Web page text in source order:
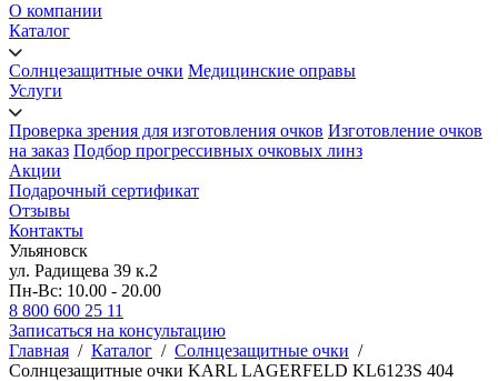
О компании
Каталог
Солнцезащитные очки Медицинские оправы
Услуги
Проверка зрения для изготовления очков Изготовление очков
на заказ Подбор прогрессивных очковых линз
Акции
Подарочный сертификат
Отзывы
Контакты
Ульяновск
ул. Радищева 39 к.2
Пн-Вс: 10.00 - 20.00
8 800 600 25 11
Записаться на консультацию
Главная / Каталог / Солнцезащитные очки /
Солнцезащитные очки KARL LAGERFELD KL6123S 404